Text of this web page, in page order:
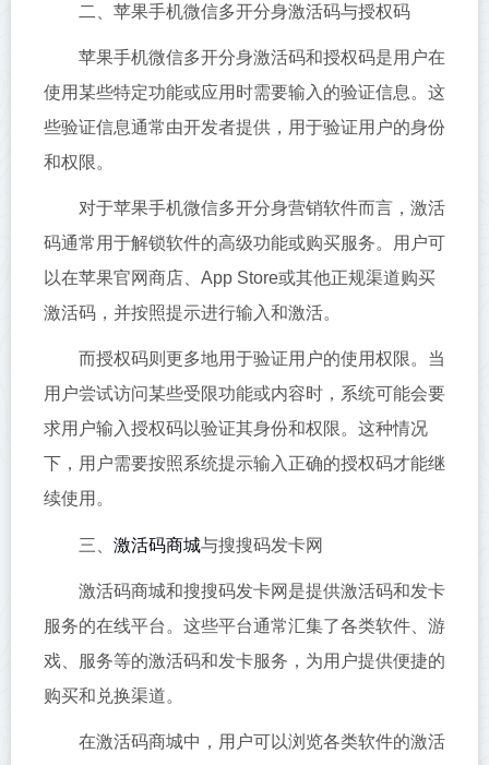
二、苹果手机微信多开分身激活码与授权码
苹果手机微信多开分身激活码和授权码是用户在
使用某些特定功能或应用时需要输入的验证信息。这
些验证信息通常由开发者提供，用于验证用户的身份
和权限。
对于苹果手机微信多开分身营销软件而言，激活
码通常用于解锁软件的高级功能或购买服务。用户可
以在苹果官网商店、App Store或其他正规渠道购买
激活码，并按照提示进行输入和激活。
而授权码则更多地用于验证用户的使用权限。当
用户尝试访问某些受限功能或内容时，系统可能会要
求用户输入授权码以验证其身份和权限。这种情况
下，用户需要按照系统提示输入正确的授权码才能继
续使用。
三、 激活码商城与搜搜码发卡网
激活码商城和搜搜码发卡网是提供激活码和发卡
服务的在线平台。这些平台通常汇集了各类软件、游
戏、服务等的激活码和发卡服务，为用户提供便捷的
购买和兑换渠道。
在激活码商城中，用户可以浏览各类软件的激活